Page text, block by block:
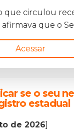
que circulou
afirmava que o
Acessar
se o seu
estadual
de 2026